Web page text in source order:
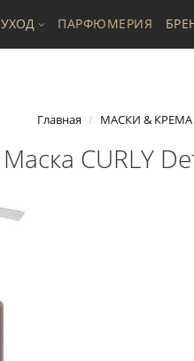
УХОД ПАРФЮМЕРИЯ
Главная МАСКИ & КРЕМА
CURLY